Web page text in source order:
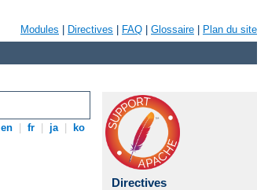
Modules Directives FAQ Glossaire Plan du site
en fr ja ko
Directives